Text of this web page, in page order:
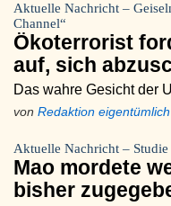
Aktuelle Nachricht –
Channel“
Ökoterrorist
auf, sich
Das wahre Gesicht der
von Redaktion
Aktuelle Nachricht – Studie
Mao mordete
bisher